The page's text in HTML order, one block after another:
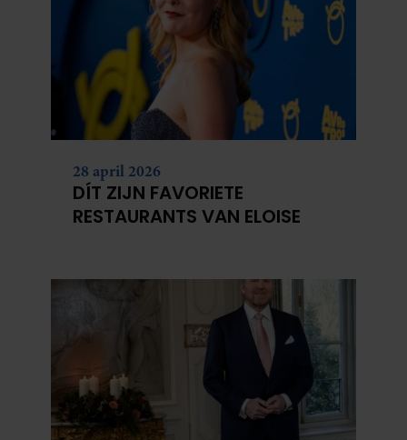
28 april 2026
DÍT ZIJN FAVORIETE
RESTAURANTS VAN ELOISE